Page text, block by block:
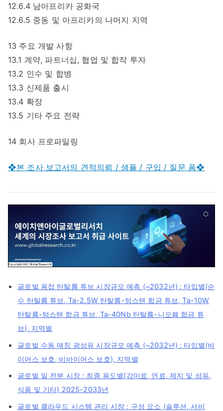
12.6.4 남아프리카 공화국
12.6.5 중동 및 아프리카의 나머지 지역
13 주요 개발 사항
13.1 계약, 파트너십, 협업 및 합작 투자
13.2 인수 및 합병
13.3 신제품 출시
13.4 확장
13.5 기타 주요 전략
14 회사 프로파일링
❖본 조사 보고서의 견적의뢰 / 샘플 / 구입 / 질문 폼❖
글로벌 용접 탄탈륨 튜브 시장규모 예측 (~2032년) : 타입별(순
수 탄탈륨 튜브, Ta-2.5W 탄탈륨-텅스텐 합금 튜브, Ta-10W
탄탈륨-텅스텐 합금 튜브, Ta-40Nb 탄탈륨-니오븀 합금 튜
브), 지역별
글로벌 수동 매칭 광섬유 시장규모 예측 (~2032년) : 타입별(바
이어스 보호, 비바이어스 보호), 지역별
글로벌 밀 전분 시장 : 최종 용도별(감미료, 연료, 제지 및 섬유,
식품 및 기타) 2025-2033년
글로벌 클라우드 시스템 관리 시장 : 구성 요소 (솔루션, 서비